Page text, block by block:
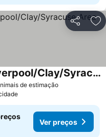
Partilhar
de estimação
Super 8 by Wyndham Liverpool/Clay/Syracuse Area
Ver preços